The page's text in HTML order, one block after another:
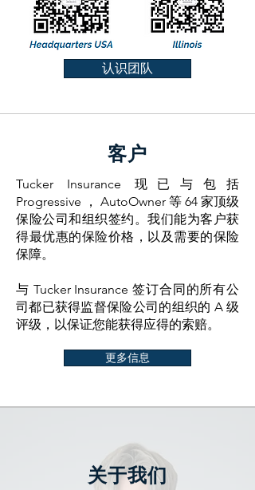
认识团队
客户
Tucker Insurance 现已与包括
Progressive ， AutoOwner 等 64 家顶级
保险公司和组织签约。我们能为客户获
得最优惠的保险价格，以及需要的保险
保障。
与 Tucker Insurance 签订合同的所有公
司都已获得监督保险公司的组织的 A 级
评级，以保证您能获得应得的索赔。
更多信息
关于我们